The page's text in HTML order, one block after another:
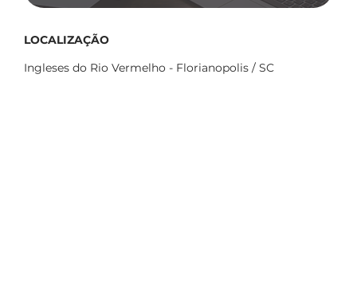
LOCALIZAÇÃO
Ingleses do Rio Vermelho - Florianopolis / SC